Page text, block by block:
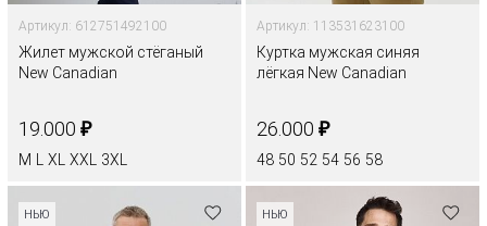
Артикул: 612751492100
Жилет мужской стёганый
New Canadian
19.000 ₽
M XL XXL 3XL
Артикул: 113531623100
Куртка мужская синяя
лёгкая New Canadian
26.000 ₽
48 50 52 54 56 58
НЬЮ НЬЮ